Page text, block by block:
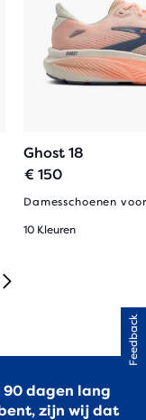
Ghost 18
€ 150
Damesschoenen
10 Kleuren
90 dagen lang
zijn wij dat
Feedback